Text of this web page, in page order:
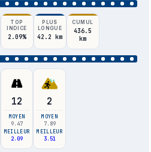
TOP
INDICE
2.09%
PLUS
LONGUE
42.2 km
CUMUL
436.5
km
12
MOYEN
9.47
MEILLEUR
2.09
2
MOYEN
7.89
MEILLEUR
3.51